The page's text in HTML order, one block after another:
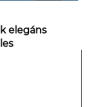
elegáns